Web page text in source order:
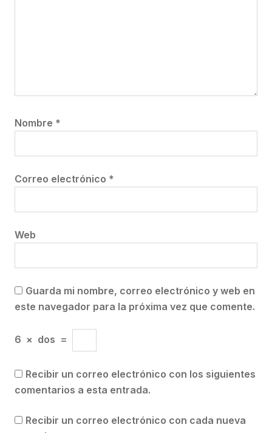
Nombre *
Correo electrónico *
Web
Guarda mi nombre, correo electrónico y web en
este navegador para la próxima vez que comente.
6 × dos =
Recibir un correo electrónico con los siguientes
comentarios a esta entrada.
Recibir un correo electrónico con cada nueva